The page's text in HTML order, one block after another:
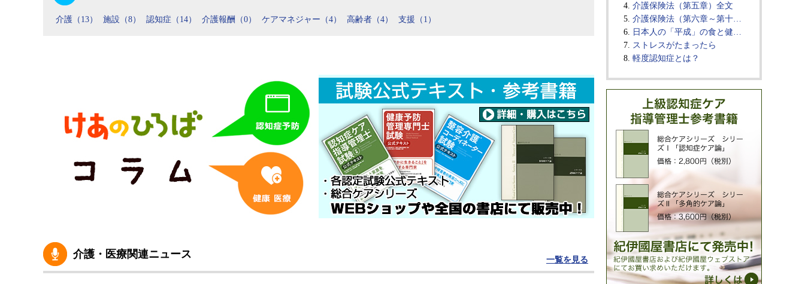
介護（13） 施設（8） 認知症（14） 介護報酬（0） ケアマネジャー（4） 高齢者（4） 支援（1）
介護・医療関連ニュース 一覧を見る
介護保険法（第五章）全文
介護保険法（第六章～第十…
日本人の「平成」の食と健…
ストレスがたまったら
軽度認知症とは？